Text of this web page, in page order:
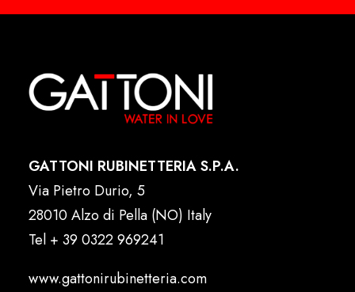
GATTONI RUBINETTERIA S.P.A.
Via Pietro Durio, 5
28010 Alzo di Pella (NO) Italy
Tel + 39 0322 969241
www.gattonirubinetteria.com